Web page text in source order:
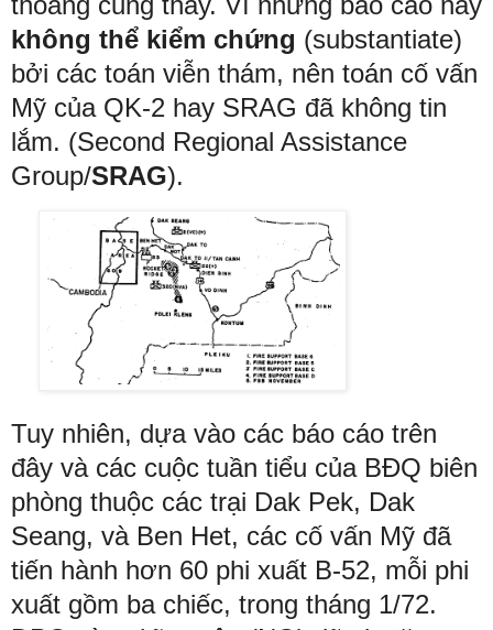
không thể kiểm chứng (substantiate)
bởi các toán viễn thám, nên toán cố vấn
Mỹ của QK-2 hay SRAG đã không tin
lắm. (Second Regional Assistance
Group/SRAG).
Tuy nhiên, dựa vào các báo cáo trên
đây và các cuộc tuần tiểu của BĐQ biên
phòng thuộc các trại Dak Pek, Dak
Seang, và Ben Het, các cố vấn Mỹ đã
tiến hành hơn 60 phi xuất B-52, mỗi phi
xuất gồm ba chiếc, trong tháng 1/72.